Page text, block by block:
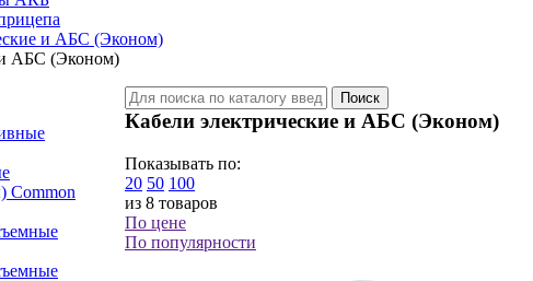
и АБС (Эконом)
и АБС (Эконом)
Common
Кабели электрические и АБС (Эконом)
Показывать по:
20 50 100
из 8 товаров
По цене
По популярности